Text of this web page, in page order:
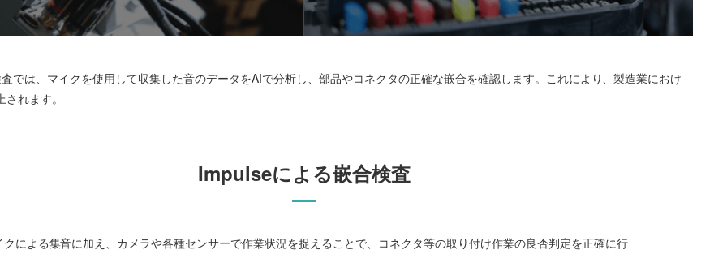
では、マイクを使用して収集した音のデータをAIで分析し、部品やコネクタの正確な嵌合を確認します。これにより、製造業におけ
れます。
Impulseによる嵌合検査
クによる集音に加え、カメラや各種センサーで作業状況を捉えることで、コネクタ等の取り付け作業の良否判定を正確に行